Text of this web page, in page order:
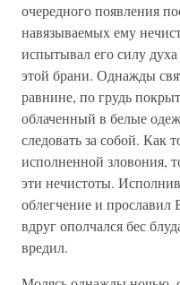
очередного появления
навязываемых ему
испытывал его силу
этой брани. Однажды
равнине, по грудь
облаченный в белые
следовать за собой. Как
исполненной зловония,
эти нечистоты.
облегчение и прославил
вдруг ополчался бес
вредил.